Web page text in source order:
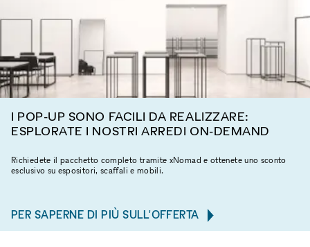
I POP-UP SONO FACILI DA REALIZZARE:
ESPLORATE I NOSTRI ARREDI ON-DEMAND
Richiedete il pacchetto completo tramite xNomad e ottenete uno sconto
esclusivo su espositori, scaffali e mobili.
PER SAPERNE DI PIÙ SULL'OFFERTA